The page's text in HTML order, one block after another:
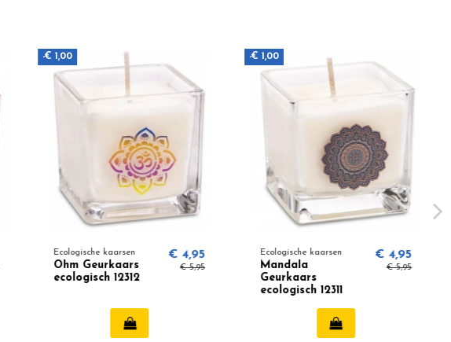
-€ 1,00
Ecologische kaarsen
Ohm Geurkaars
ecologisch 12312
€ 4,95
€ 5,95
-€ 1,00
Ecologische kaarsen
Mandala
Geurkaars
ecologisch 12311
€ 4,95
€ 5,95